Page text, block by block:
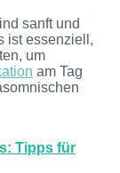
sanft und
ist essenziell,
um
am Tag
Tipps für